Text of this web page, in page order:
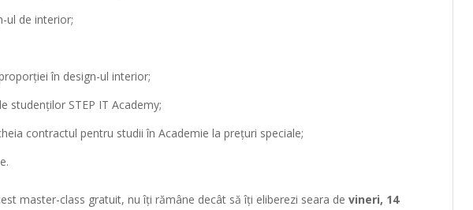
ul de interior;
în design-ul interior;
studenţilor STEP IT Academy;
contractul pentru studii în Academie la prețuri speciale;
master-class gratuit, nu îţi rămâne decât să îţi eliberezi seara de vineri, 14